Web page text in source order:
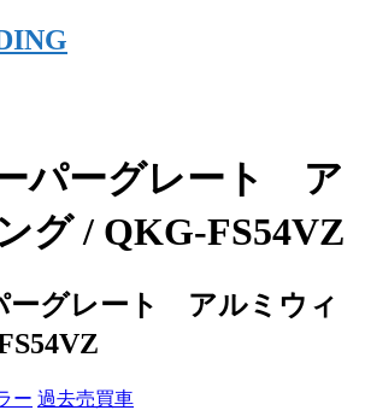
パーグレート ア
グ / QKG-FS54VZ
グレート アルミウィ
ー 過去売買車